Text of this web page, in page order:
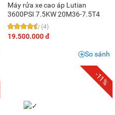
Máy rửa xe cao áp Lutian
3600PSI 7.5KW 20M36-7.5T4
(4)
19.500.000 đ
So sánh
-11%